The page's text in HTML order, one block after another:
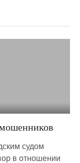
судом
в отношении